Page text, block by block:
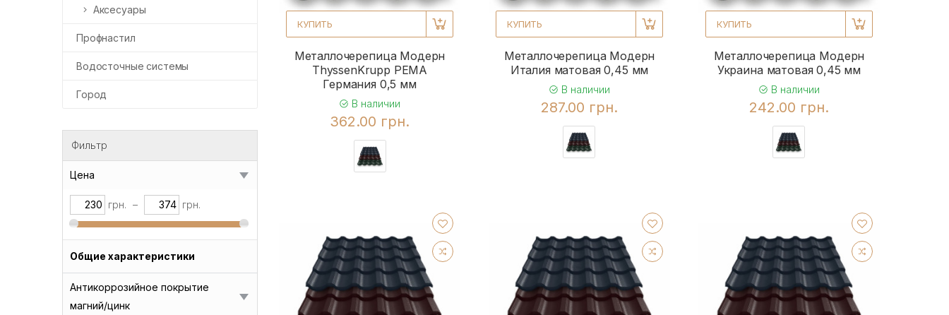
Аксесуары
Профнастил
Водосточные системы
Город
Фильтр
Цена
грн. – грн.
Общие характеристики
Антикоррозийное покрытие
магний/цинк
КУПИТЬ
Металлочерепица Модерн
ThyssenKrupp РЕМА
Германия 0,5 мм
В наличии
362.00 грн.
КУПИТЬ
Металлочерепица Модерн
Италия матовая 0,45 мм
В наличии
287.00 грн.
КУПИТЬ
Металлочерепица Модерн
Украина матовая 0,45 мм
В наличии
242.00 грн.